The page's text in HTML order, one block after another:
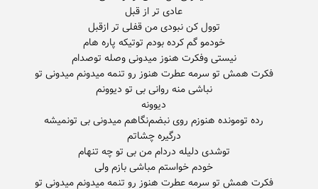
فکرت همش تو سرمه عطرت هنوز رو تنمه میدونم میدونی تو
فکرت همش تو سرمه عطرت هنوز رو تنمه میدونم میدونی تو